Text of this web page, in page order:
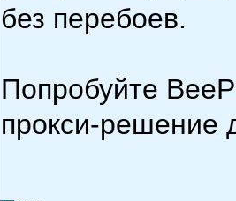
без перебоев.
Попробуйте
прокси-решение